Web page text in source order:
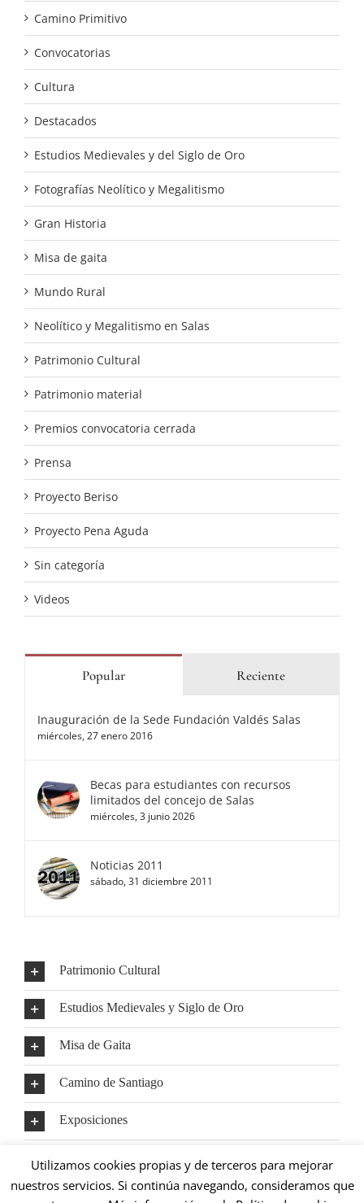
Camino Primitivo
Convocatorias
Cultura
Destacados
Estudios Medievales y del Siglo de Oro
Fotografías Neolítico y Megalitismo
Gran Historia
Misa de gaita
Mundo Rural
Neolítico y Megalitismo en Salas
Patrimonio Cultural
Patrimonio material
Premios convocatoria cerrada
Prensa
Proyecto Beriso
Proyecto Pena Aguda
Sin categoría
Videos
Popular Reciente
Inauguración de la Sede Fundación Valdés Salas
miércoles, 27 enero 2016
Becas para estudiantes con recursos
limitados del concejo de Salas
miércoles, 3 junio 2026
Noticias 2011
sábado, 31 diciembre 2011
Patrimonio Cultural
Estudios Medievales y Siglo de Oro
Misa de Gaita
Camino de Santiago
Exposiciones
Mundo Rural
Utilizamos cookies propias y de terceros para mejorar
nuestros servicios. Si continúa navegando, consideramos que